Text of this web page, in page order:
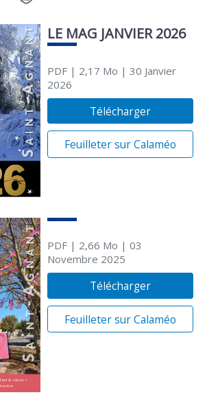
LE MAG JANVIER 2026
PDF| 2,17 Mo | 30 Janvier
2026
Télécharger
Feuilleter sur Calaméo
PDF| 2,66 Mo | 03
Novembre 2025
Télécharger
Feuilleter sur Calaméo